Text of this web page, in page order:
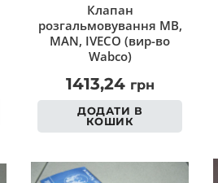
Клапан
розгальмовування MB,
MAN, IVECO (вир-во
Wabco)
1413,24 грн
ДОДАТИ В
КОШИК